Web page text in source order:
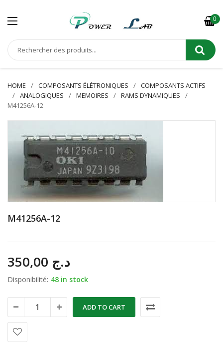
0
HOME COMPOSANTS ÉLÉTRONIQUES
COMPOSANTS ACTIFS
ANALOGIQUES
MEMOIRES
RAMS DYNAMIQUES
M41256A-12
M41256A-12
د.ج
Disponibilité: 48 in stock
ADD TO CART